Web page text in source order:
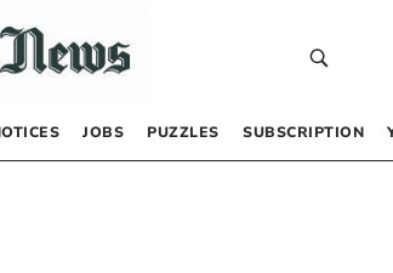
JOBS PUZZLES SUBSCRIPTION